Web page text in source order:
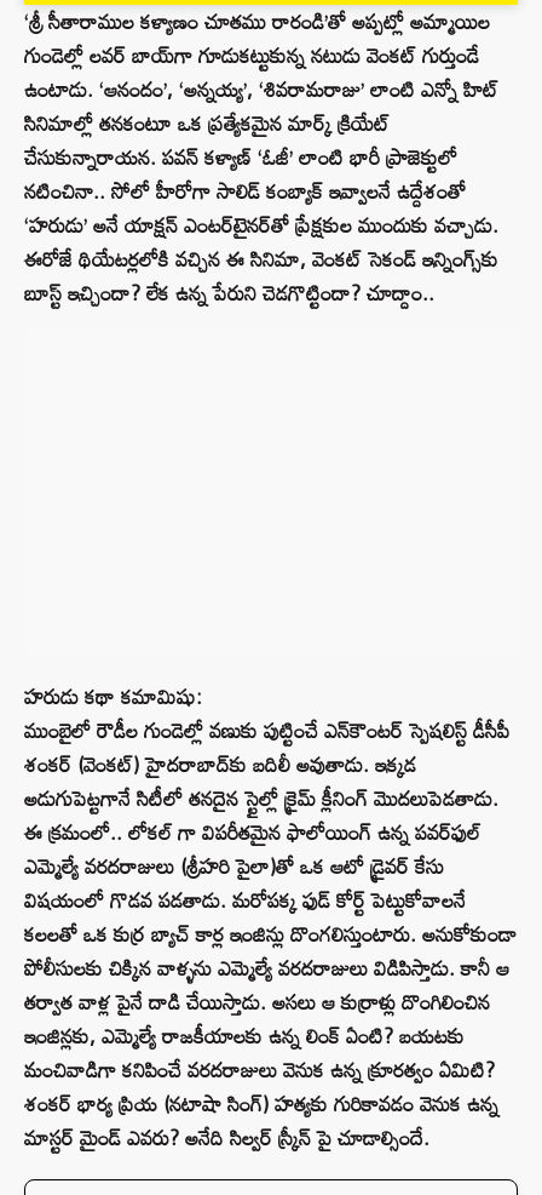
‘శ్రీ సీతారాముల కళ్యాణం చూతము రారండి’తో అప్పట్లో అమ్మాయిల
గుండెల్లో లవర్ బాయ్‌గా గూడుకట్టుకున్న నటుడు వెంకట్ గుర్తుండే
ఉంటాడు. ‘ఆనందం’, ‘అన్నయ్య’, ‘శివరామరాజు’ లాంటి ఎన్నో హిట్
సినిమాల్లో తనకంటూ ఒక ప్రత్యేకమైన మార్క్ క్రియేట్
చేసుకున్నారాయన. పవన్ కళ్యాణ్ ‘ఓజీ’ లాంటి భారీ ప్రాజెక్టులో
నటించినా.. సోలో హీరోగా సాలిడ్ కంబ్యాక్ ఇవ్వాలనే ఉద్దేశంతో
‘హరుడు’ అనే యాక్షన్ ఎంటర్‌టైనర్‌తో ప్రేక్షకుల ముందుకు వచ్చాడు.
ఈరోజే థియేటర్లలోకి వచ్చిన ఈ సినిమా, వెంకట్ సెకండ్ ఇన్నింగ్స్‌కు
బూస్ట్ ఇచ్చిందా? లేక ఉన్న పేరుని చెడగొట్టిందా? చూద్దాం..
హరుడు కథా కమామిషు:
ముంబైలో రౌడీల గుండెల్లో వణుకు పుట్టించే ఎన్‌కౌంటర్ స్పెషలిస్ట్ డీసీపీ
శంకర్ (వెంకట్) హైదరాబాద్‌కు బదిలీ అవుతాడు. ఇక్కడ
అడుగుపెట్టగానే సిటీలో తనదైన స్టైల్లో క్రైమ్ క్లీనింగ్ మొదలుపెడతాడు.
ఈ క్రమంలో.. లోకల్ గా విపరీతమైన ఫాలోయింగ్ ఉన్న పవర్‌ఫుల్
ఎమ్మెల్యే వరదరాజులు (శ్రీహరి పైలా)తో ఒక ఆటో డ్రైవర్ కేసు
విషయంలో గొడవ పడతాడు. మరోపక్క ఫుడ్ కోర్ట్ పెట్టుకోవాలనే
కలలతో ఒక కుర్ర బ్యాచ్ కార్ల ఇంజిన్లు దొంగలిస్తుంటారు. అనుకోకుండా
పోలీసులకు చిక్కిన వాళ్ళను ఎమ్మెల్యే వరదరాజులు విడిపిస్తాడు. కానీ ఆ
తర్వాత వాళ్ల పైనే దాడి చేయిస్తాడు. అసలు ఆ కుర్రాళ్లు దొంగిలించిన
ఇంజిన్లకు, ఎమ్మెల్యే రాజకీయాలకు ఉన్న లింక్ ఏంటి? బయటకు
మంచివాడిగా కనిపించే వరదరాజులు వెనుక ఉన్న క్రూరత్వం ఏమిటి?
శంకర్ భార్య ప్రియ (నటాషా సింగ్) హత్యకు గురికావడం వెనుక ఉన్న
మాస్టర్ మైండ్ ఎవరు? అనేది సిల్వర్ స్క్రీన్ పై చూడాల్సిందే.